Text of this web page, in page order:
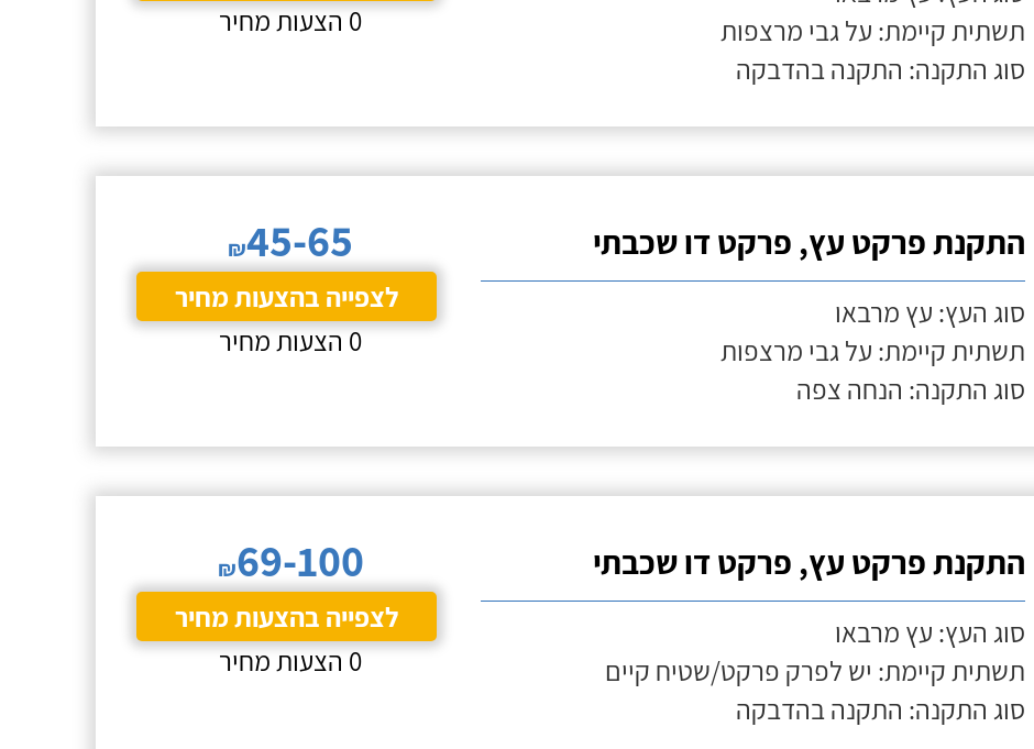
תשתית קיימת: על גבי מרצפות
סוג התקנה: התקנה בהדבקה
0 הצעות מחיר
התקנת פרקט עץ, פרקט דו שכבתי
סוג העץ: עץ מרבאו
תשתית קיימת: על גבי מרצפות
סוג התקנה: הנחה צפה
₪45-65
לצפייה בהצעות מחיר
0 הצעות מחיר
התקנת פרקט עץ, פרקט דו שכבתי
סוג העץ: עץ מרבאו
תשתית קיימת: יש לפרק פרקט/שטיח קיים
סוג התקנה: התקנה בהדבקה
₪69-100
לצפייה בהצעות מחיר
0 הצעות מחיר